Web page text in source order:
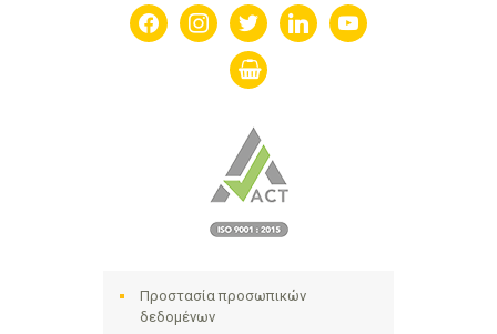
facebookinstagramtwitter linkedin youtube
shopping-
basket
Προστασία προσωπικών
δεδομένων